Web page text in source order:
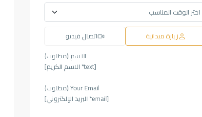
الأربعاء
12
أغسطس
الخميس
13
أغسطس
الجمعة السبت
زيارة ميدانية
اتصال فيديو
الاسم (مطلوب)
[text* الاسم الكريم]
Your Email (مطلوب)
[email* البريد الإلكتروني]